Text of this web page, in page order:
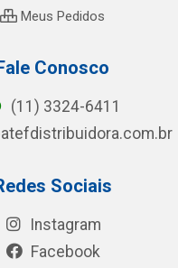
Meus Pedidos
Conosco
(11) 3324-6411
Sociais
Instagram
Facebook